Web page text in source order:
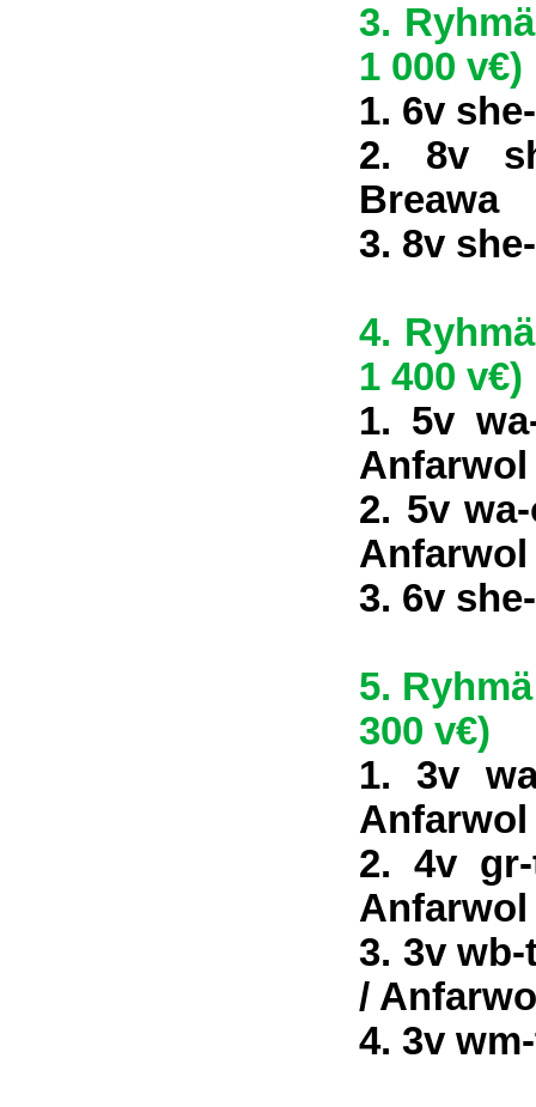
3.
1 000 v€)
1. 6v
2. 8v
Breawa
3. 8v
4.
1 400 v€)
1. 5v
Anfarwol
2. 5v
Anfarwol
3. 6v
5.
300 v€)
1. 3v
Anfarwol
2. 4v
Anfarwol
3. 3v
/
4. 3v